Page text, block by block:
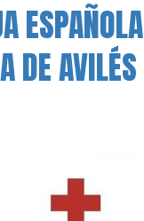
ESPAÑOLA
DE AVILÉS